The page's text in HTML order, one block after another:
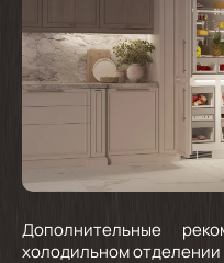
Дополнительные
холодильном отделении